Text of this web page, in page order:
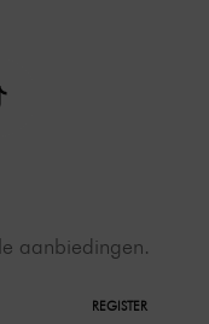
aanbiedingen.
REGISTER